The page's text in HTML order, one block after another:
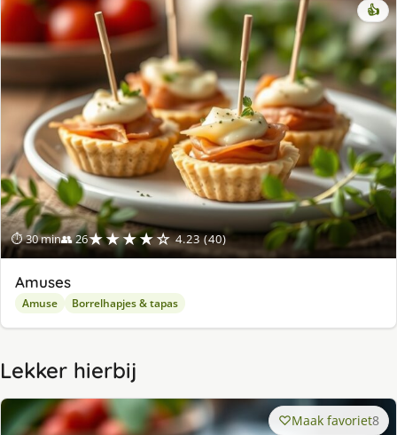
⏱ 30 min👥 26★★★★☆ 4.23 (40)
👍
Amuses
Amuse Borrelhapjes & tapas
Lekker hierbij
Maak favoriet8